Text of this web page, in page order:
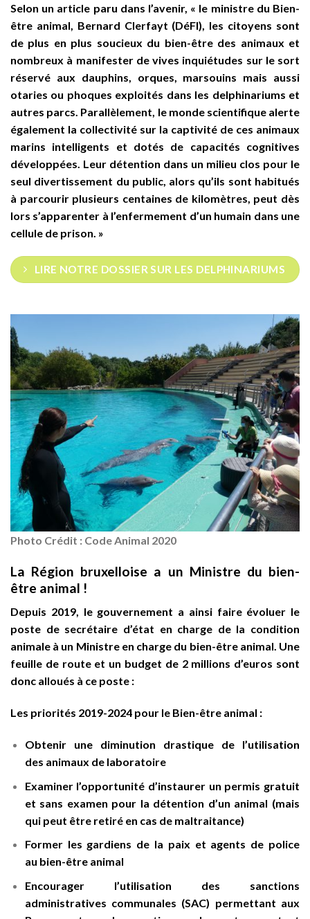
Selon un article paru dans l’avenir, « le ministre du Bien-
être animal, Bernard Clerfayt (DéFI), les citoyens sont
de plus en plus soucieux du bien-être des animaux et
nombreux à manifester de vives inquiétudes sur le sort
réservé aux dauphins, orques, marsouins mais aussi
otaries ou phoques exploités dans les delphinariums et
autres parcs. Parallèlement, le monde scientifique alerte
également la collectivité sur la captivité de ces animaux
marins intelligents et dotés de capacités cognitives
développées. Leur détention dans un milieu clos pour le
seul divertissement du public, alors qu’ils sont habitués
à parcourir plusieurs centaines de kilomètres, peut dès
lors s’apparenter à l’enfermement d’un humain dans une
cellule de prison. »
LIRE NOTRE DOSSIER SUR LES DELPHINARIUMS
Photo Crédit : Code Animal 2020
La Région bruxelloise a un Ministre du bien-
être animal !
Depuis 2019, le gouvernement a ainsi faire évoluer le
poste de secrétaire d’état en charge de la condition
animale à un Ministre en charge du bien-être animal. Une
feuille de route et un budget de 2 millions d’euros sont
donc alloués à ce poste :
Les priorités 2019-2024 pour le Bien-être animal :
Obtenir une diminution drastique de l’utilisation
des animaux de laboratoire
Examiner l’opportunité d’instaurer un permis gratuit
et sans examen pour la détention d’un animal (mais
qui peut être retiré en cas de maltraitance)
Former les gardiens de la paix et agents de police
au bien-être animal
Encourager l’utilisation des sanctions
administratives communales (SAC) permettant aux